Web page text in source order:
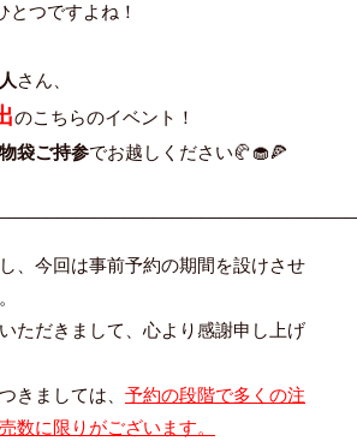
とつですよね！
さん、
のこちらのイベント！
袋ご持参でお越しください🥐🧁🍕
、今回は事前予約の期間を設けさせ
ただきまして、心より感謝申し上げ
きましては、 予約の段階で多くの注
数に限りがございます。